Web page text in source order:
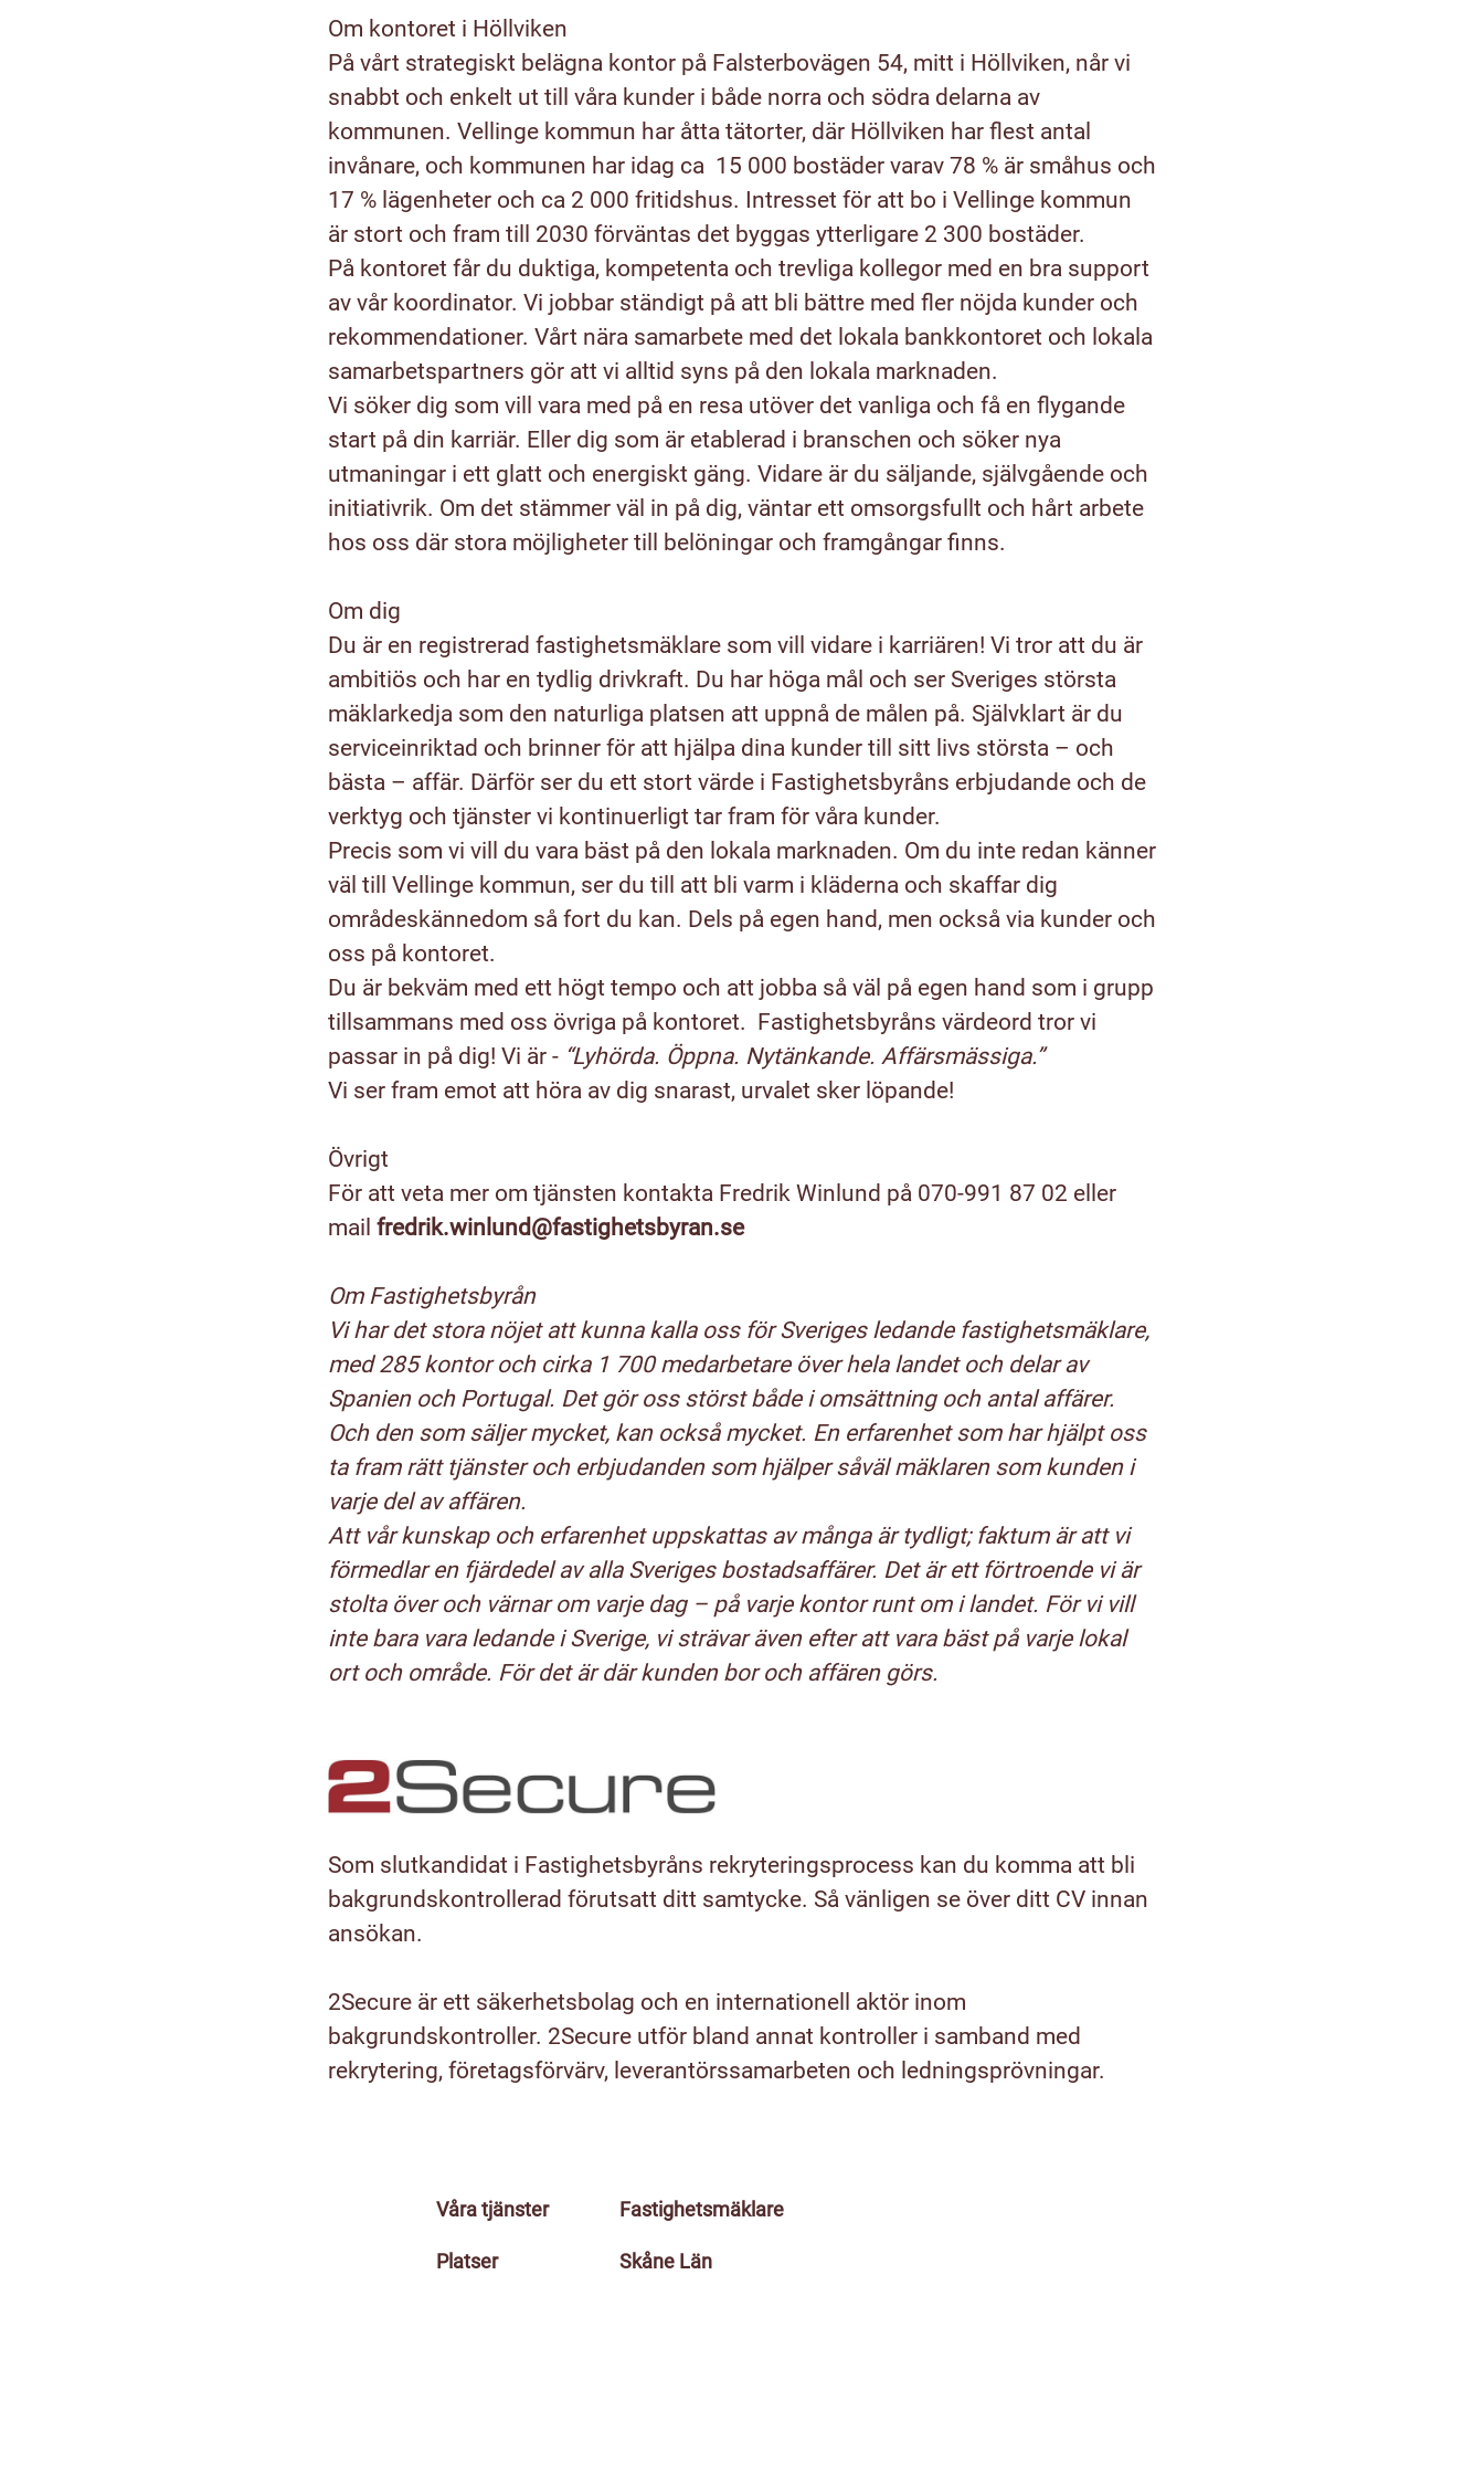
Om kontoret i Höllviken
På vårt strategiskt belägna kontor på Falsterbovägen 54, mitt i Höllviken, når vi
snabbt och enkelt ut till våra kunder i både norra och södra delarna av
kommunen. Vellinge kommun har åtta tätorter, där Höllviken har flest antal
invånare, och kommunen har idag ca 15 000 bostäder varav 78 % är småhus och
17 % lägenheter och ca 2 000 fritidshus. Intresset för att bo i Vellinge kommun
är stort och fram till 2030 förväntas det byggas ytterligare 2 300 bostäder.
På kontoret får du duktiga, kompetenta och trevliga kollegor med en bra support
av vår koordinator. Vi jobbar ständigt på att bli bättre med fler nöjda kunder och
rekommendationer. Vårt nära samarbete med det lokala bankkontoret och lokala
samarbetspartners gör att vi alltid syns på den lokala marknaden.
Vi söker dig som vill vara med på en resa utöver det vanliga och få en flygande
start på din karriär. Eller dig som är etablerad i branschen och söker nya
utmaningar i ett glatt och energiskt gäng. Vidare är du säljande, självgående och
initiativrik. Om det stämmer väl in på dig, väntar ett omsorgsfullt och hårt arbete
hos oss där stora möjligheter till belöningar och framgångar finns.
Om dig
Du är en registrerad fastighetsmäklare som vill vidare i karriären! Vi tror att du är
ambitiös och har en tydlig drivkraft. Du har höga mål och ser Sveriges största
mäklarkedja som den naturliga platsen att uppnå de målen på. Självklart är du
serviceinriktad och brinner för att hjälpa dina kunder till sitt livs största – och
bästa – affär. Därför ser du ett stort värde i Fastighetsbyråns erbjudande och de
verktyg och tjänster vi kontinuerligt tar fram för våra kunder.
Precis som vi vill du vara bäst på den lokala marknaden. Om du inte redan känner
väl till Vellinge kommun, ser du till att bli varm i kläderna och skaffar dig
områdeskännedom så fort du kan. Dels på egen hand, men också via kunder och
oss på kontoret.
Du är bekväm med ett högt tempo och att jobba så väl på egen hand som i grupp
tillsammans med oss övriga på kontoret. Fastighetsbyråns värdeord tror vi
passar in på dig! Vi är - “Lyhörda. Öppna. Nytänkande. Affärsmässiga.”
Vi ser fram emot att höra av dig snarast, urvalet sker löpande!
Övrigt
För att veta mer om tjänsten kontakta Fredrik Winlund på 070-991 87 02 eller
mail fredrik.winlund@fastighetsbyran.se
Om Fastighetsbyrån
Vi har det stora nöjet att kunna kalla oss för Sveriges ledande fastighetsmäklare,
med 285 kontor och cirka 1 700 medarbetare över hela landet och delar av
Spanien och Portugal. Det gör oss störst både i omsättning och antal affärer.
Och den som säljer mycket, kan också mycket. En erfarenhet som har hjälpt oss
ta fram rätt tjänster och erbjudanden som hjälper såväl mäklaren som kunden i
varje del av affären.
Att vår kunskap och erfarenhet uppskattas av många är tydligt; faktum är att vi
förmedlar en fjärdedel av alla Sveriges bostadsaffärer. Det är ett förtroende vi är
stolta över och värnar om varje dag – på varje kontor runt om i landet. För vi vill
inte bara vara ledande i Sverige, vi strävar även efter att vara bäst på varje lokal
ort och område. För det är där kunden bor och affären görs.
Som slutkandidat i Fastighetsbyråns rekryteringsprocess kan du komma att bli
bakgrundskontrollerad förutsatt ditt samtycke. Så vänligen se över ditt CV innan
ansökan.
2Secure är ett säkerhetsbolag och en internationell aktör inom
bakgrundskontroller. 2Secure utför bland annat kontroller i samband med
rekrytering, företagsförvärv, leverantörssamarbeten och ledningsprövningar.
Våra tjänster Fastighetsmäklare
Platser Skåne Län